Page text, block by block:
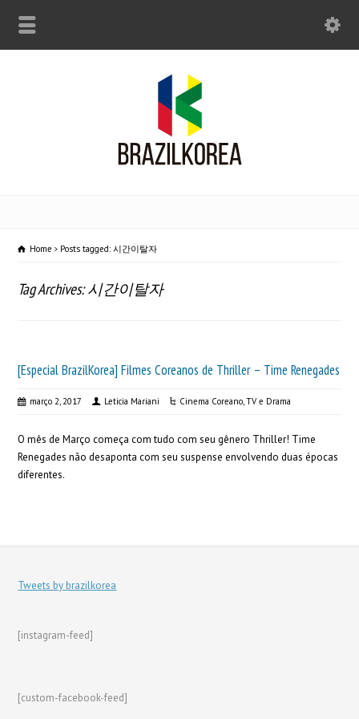
Home Posts tagged: 시간이탈자
Tag Archives: 시간이탈자
[Especial BrazilKorea] Filmes Coreanos de Thriller – Time Renegades
março 2, 2017 Leticia Mariani Cinema Coreano,TV e Drama
O mês de Março começa com tudo com seu gênero Thriller! Time
Renegades não desaponta com seu suspense envolvendo duas épocas
diferentes.
Tweets by brazilkorea
[instagram-feed]
[custom-facebook-feed]